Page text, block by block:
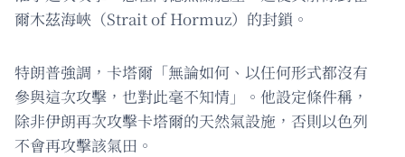
爾木茲海峽（Strait of Hormuz）的封鎖。
特朗普強調，卡塔爾「無論如何、以任何形式都沒有
參與這次攻擊，也對此毫不知情」。他設定條件稱，
除非伊朗再次攻擊卡塔爾的天然氣設施，否則以色列
不會再攻擊該氣田。